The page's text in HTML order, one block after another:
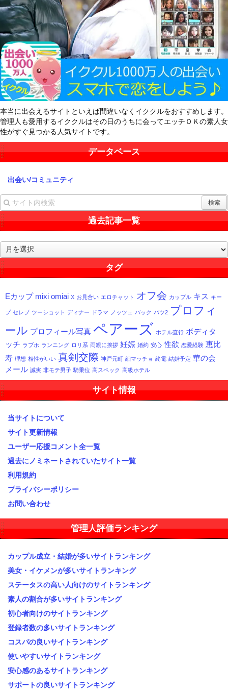
本当に出会えるサイトといえば間違いなくイククルをおすすめします。
管理人も愛用するイククルはその日のうちに会ってエッチＯＫの素人女
性がすぐ見つかる人気サイトです。
データベース
出会い/コミュニティ
過去記事一覧
去
記
事
覧
タグ
Eカップ mixi omiai X お見合い エロチャット オフ会 カップル キス キー
プ セレブ ツーショット ディナー ドラマ ノッツェ バック バツ2 プロフィ
ール プロフィール写真 ペアーズ ホテル直行 ボディタ
ッチ ラブホ ランニング ロリ系 両親に挨拶 妊娠 婚約 安心 性欲 恋愛経験 恵比
寿 理想 相性がいい 真剣交際 神戸元町 細マッチョ 終電 結婚予定 華の会
メール 誠実 非モテ男子 騎乗位 高スペック 高級ホテル
サイト情報
当サイトについて
サイト更新情報
ユーザー応援コメント全一覧
過去にノミネートされていたサイト一覧
利用規約
プライバシーポリシー
お問い合わせ
管理人評価ランキング
カップル成立・結婚が多いサイトランキング
美女・イケメンが多いサイトランキング
ステータスの高い人向けのサイトランキング
素人の割合が多いサイトランキング
初心者向けのサイトランキング
登録者数の多いサイトランキング
コスパの良いサイトランキング
使いやすいサイトランキング
安心感のあるサイトランキング
サポートの良いサイトランキング